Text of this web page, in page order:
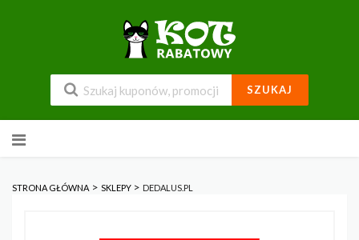
SZUKAJ
do
STRONA GŁÓWNA > SKLEPY > DEDALUS.PL